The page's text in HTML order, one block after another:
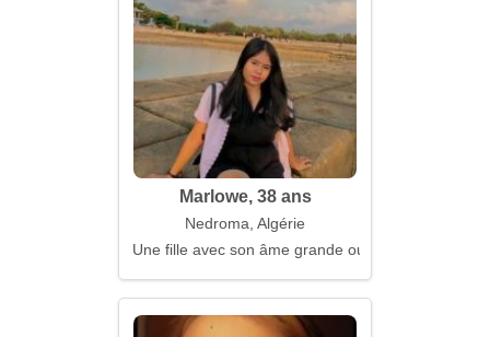
Marlowe, 38 ans
Nedroma, Algérie
Une fille avec son âme grande ouverte